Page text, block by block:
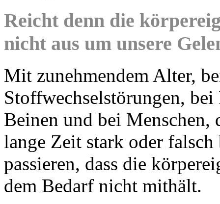
Reicht denn die
nicht aus um unsere
Mit zunehmendem Alter,
Stoffwechselstörungen,
Beinen und bei Menschen,
lange Zeit stark oder falsch
passieren, dass die
dem Bedarf nicht mithält.